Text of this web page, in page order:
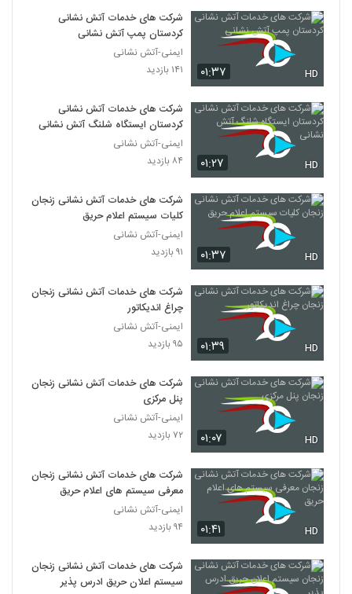
۰۱:۳۷ HD
شرکت های خدمات آتش نشانی
کردستان پمپ آتش نشانی
ایمنی-آتش نشانی
۱۴۱ بازدید
۰۱:۲۷ HD
شرکت های خدمات آتش نشانی
کردستان ایستگاه شلنگ آتش نشانی
ایمنی-آتش نشانی
۸۴ بازدید
۰۱:۳۷ HD
شرکت های خدمات آتش نشانی زنجان
کلیات سیستم اعلام حریق
ایمنی-آتش نشانی
۹۱ بازدید
۰۱:۳۹ HD
شرکت های خدمات آتش نشانی زنجان
چراغ اندیکاتور
ایمنی-آتش نشانی
۹۵ بازدید
۰۱:۰۷ HD
شرکت های خدمات آتش نشانی زنجان
پنل مرکزی
ایمنی-آتش نشانی
۷۲ بازدید
۰۱:۴۱ HD
شرکت های خدمات آتش نشانی زنجان
معرفی سیستم های اعلام حریق
ایمنی-آتش نشانی
۹۴ بازدید
شرکت های خدمات آتش نشانی زنجان
سیستم اعلان حریق ادرس پذیر